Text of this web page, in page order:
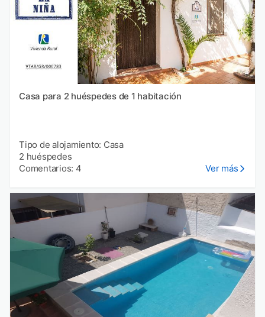
Casa para 2 huéspedes de 1 habitación
Tipo de alojamiento: Casa
2 huéspedes
Comentarios: 4
Ver más